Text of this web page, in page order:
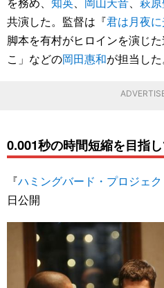
共演した。監督は『君は月夜に
脚本を有村がヒロインを演じ
こ」などの岡田惠和が担当した
0.001秒の時間短縮を目指
『ハミングバード・プロジェ
日公開